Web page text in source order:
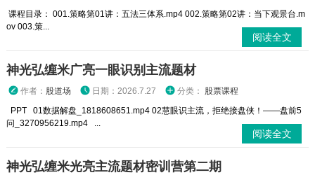
课程目录： 001.策略第01讲：五法三体系.mp4 002.策略第02讲：当下观景台.m
ov 003.策...
阅读全文
神光弘缠米广亮一眼识别主流题材
作者： 股道场 日期：2026.7.27 分类： 股票课程
PPT 01数据解盘_1818608651.mp4 02慧眼识主流，拒绝接盘侠！——盘前5
问_3270956219.mp4 ...
阅读全文
神光弘缠米光亮主流题材密训营第二期